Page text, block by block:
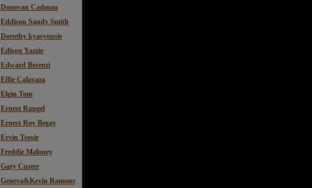
Donovan Cadman
Eddison Sandy Smith
Dorothy kyasyousie
Edison Yazzie
Edward Becenti
Effie Calavaza
Elgin Tom
Ernest Rangel
Ernest Roy Begay
Ervin Tsosie
Freddie Maloney
Gary Custer
Geneva&Kevin Ramone